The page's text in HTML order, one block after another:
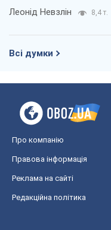
Леонід Невзлін 8,4 т.
Всі думки
Про компанію
Правова інформація
Реклама на сайті
Редакційна політика